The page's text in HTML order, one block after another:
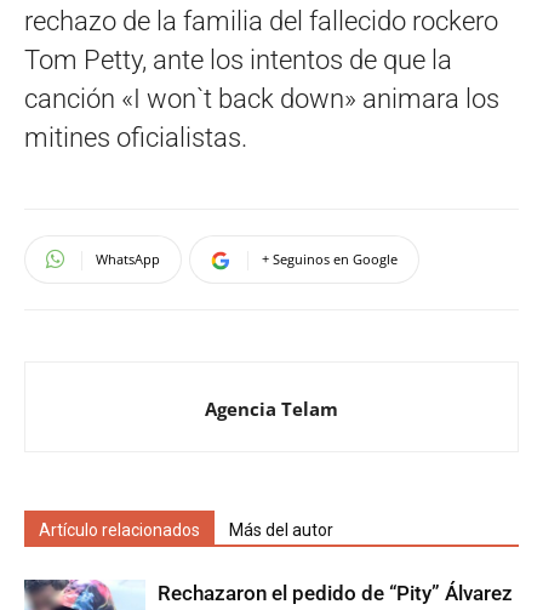
rechazo de la familia del fallecido rockero
Tom Petty, ante los intentos de que la
canción «I won`t back down» animara los
mitines oficialistas.
WhatsApp + Seguinos en Google
Agencia Telam
Artículo relacionados Más del autor
Rechazaron el pedido de “Pity” Álvarez